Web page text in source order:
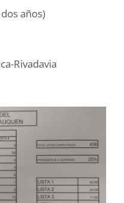
años)
Rivadavia